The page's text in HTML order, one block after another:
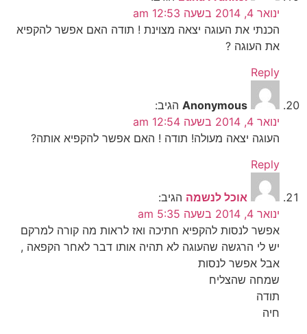
ינואר 4, 2014 בשעה 12:53 am
הכנתי את העוגה יצאה מצוינת ! תודה האם אפשר להקפיא
את העוגה ?
Reply
Anonymous הגיב:
ינואר 4, 2014 בשעה 12:54 am
העוגה יצאה מעולה! תודה ! האם אפשר להקפיא אותה?
Reply
אוכל לנשמה הגיב:
ינואר 4, 2014 בשעה 5:35 am
אפשר לנסות להקפיא חתיכה ואז לראות מה קורה למרקם
יש לי הרגשה שהעוגה לא תהיה אותו דבר לאחר הקפאה ,
אבל אפשר לנסות
שמחה שהצליח
תודה
חיה